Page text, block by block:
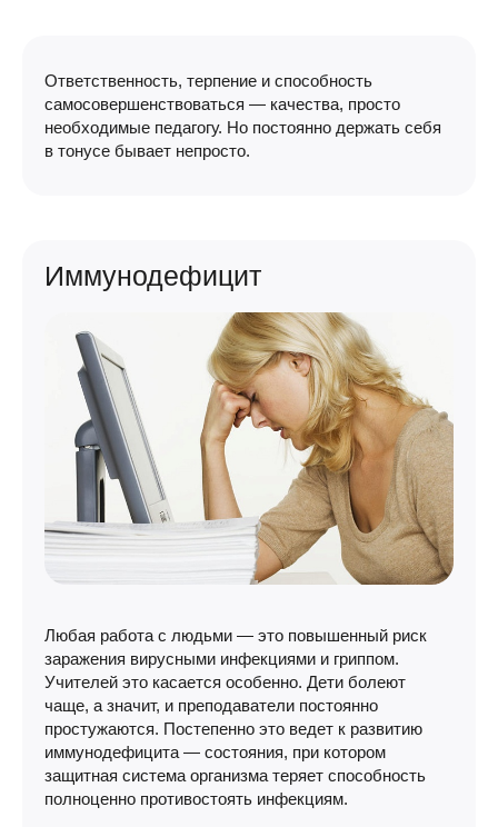
Ответственность, терпение и способность
самосовершенствоваться — качества, просто
необходимые педагогу. Но постоянно держать себя
в тонусе бывает непросто.
Иммунодефицит
Любая работа с людьми — это повышенный риск
заражения вирусными инфекциями и гриппом.
Учителей это касается особенно. Дети болеют
чаще, а значит, и преподаватели постоянно
простужаются. Постепенно это ведет к развитию
иммунодефицита — состояния, при котором
защитная система организма теряет способность
полноценно противостоять инфекциям.